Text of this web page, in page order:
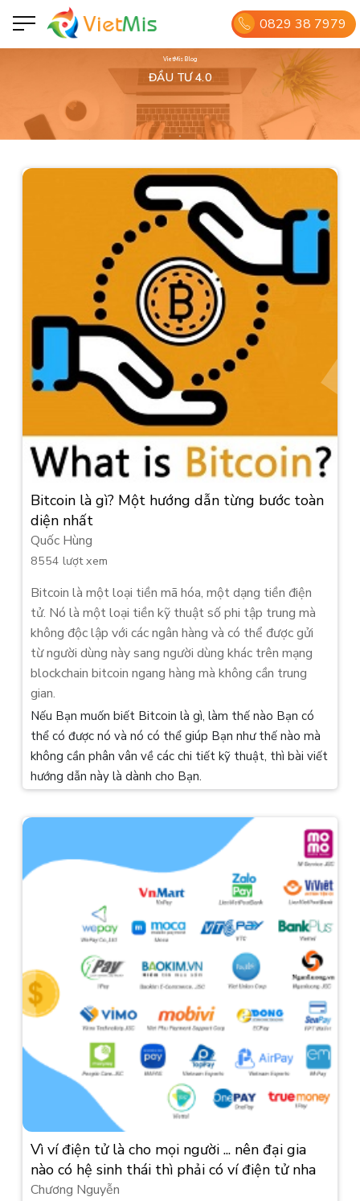
0829 38 7979
VietMis Blog
ĐẦU TƯ 4.0
Bitcoin là gì? Một hướng dẫn từng bước toàn
diện nhất
Quốc Hùng
8554 lượt xem
Bitcoin là một loại tiền mã hóa, một dạng tiền điện
tử. Nó là một loại tiền kỹ thuật số phi tập trung mà
không độc lập với các ngân hàng và có thể được gửi
từ người dùng này sang người dùng khác trên mạng
blockchain bitcoin ngang hàng mà không cần trung
gian.
Nếu Bạn muốn biết Bitcoin là gì, làm thế nào Bạn có
thể có được nó và nó có thể giúp Bạn như thế nào mà
không cần phân vân về các chi tiết kỹ thuật, thì bài viết
hướng dẫn này là dành cho Bạn.
Vì ví điện tử là cho mọi người ... nên đại gia
nào có hệ sinh thái thì phải có ví điện tử nha
Chương Nguyễn